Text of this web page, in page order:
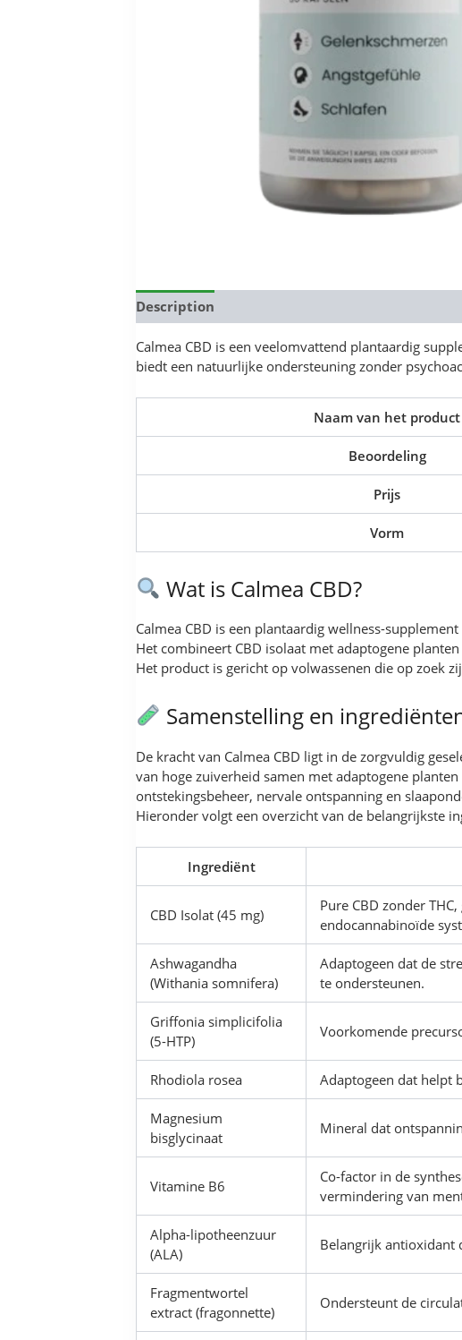
Description
Calmea CBD is een veelomvattend plantaardig
biedt een natuurlijke ondersteuning zonder
Naam van het product
Beoordeling
Prijs
Vorm
Wat is Calmea CBD?
Calmea CBD is een plantaardig wellness-
Het combineert CBD isolaat met adaptogene
Het product is gericht op volwassenen die op zoek
Samenstelling en
De kracht van Calmea CBD ligt in de zorgvuldig
van hoge zuiverheid samen met adaptogene
ontstekingsbeheer, nervale ontspanning en
Hieronder volgt een overzicht van de belangrijkste
Ingrediënt
CBD Isolat (45 mg)
Pure CBD zonder
endocannabinoïde
Ashwagandha
(Withania somnifera)
Adaptogeen dat de
te ondersteunen.
Griffonia simplicifolia
(5-HTP)
Voorkomende
Rhodiola rosea Adaptogeen dat helpt
Magnesium
bisglycinaat
Mineral dat
Vitamine B6
Co-factor in de
vermindering van
Alpha-lipotheenzuur
(ALA)
Belangrijk antioxidant
Fragmentwortel
extract (fragonnette)
Ondersteunt de